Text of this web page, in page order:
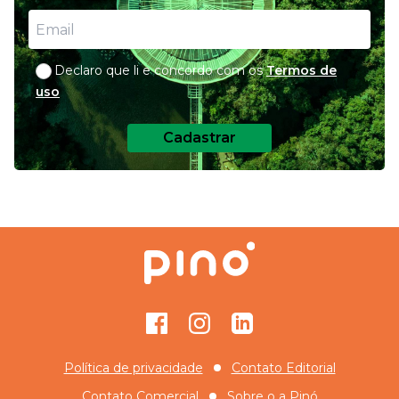
Declaro que li e concordo com os Termos de
uso
Cadastrar
FacebookInstagramGitHub
Política de privacidade
Contato Editorial